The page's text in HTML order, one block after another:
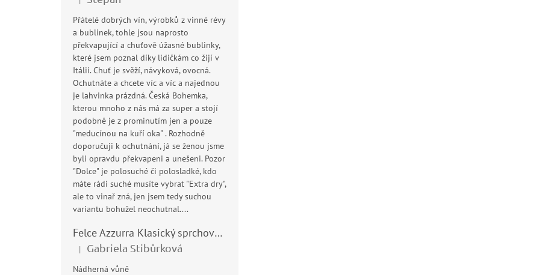
Hodnocení produktu je 5 z 5 hvězdiček.
Přátelé dobrých vín, výrobků z vinné révy
a bublinek, tohle jsou naprosto
překvapující a chuťově úžasné bublinky,
které jsem poznal díky lidičkám co žijí v
Itálii. Chuť je svěží, návyková, ovocná.
Ochutnáte a chcete víc a víc a najednou
je lahvinka prázdná. Česká Bohemka,
kterou mnoho z nás má za super a stojí
podobně je z prominutím jen a pouze
"meducínou na kuří oka" . Rozhodně
doporučuji k ochutnání, já se ženou jsme
byli opravdu překvapeni a unešeni. Pozor
"Dolce" je polosuché či polosladké, kdo
máte rádi suché musíte vybrat "Extra dry",
ale to vinař zná, jen jsem tedy suchou
variantu bohužel neochutnal....
Felce Azzurra Klasický sprchový gel - doccia gel 400ml
Hodnocení produktu je 5 z 5 hvězdiček.
| Gabriela Stibůrková
Nádherná vůně